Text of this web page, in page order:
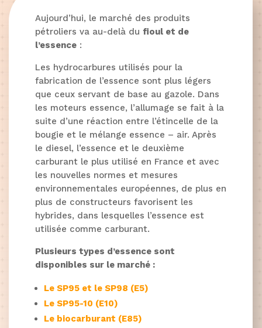
Aujourd’hui, le marché des produits
pétroliers va au-delà du fioul et de
l’essence :
Les hydrocarbures utilisés pour la
fabrication de l’essence sont plus légers
que ceux servant de base au gazole. Dans
les moteurs essence, l’allumage se fait à la
suite d’une réaction entre l’étincelle de la
bougie et le mélange essence – air. Après
le diesel, l’essence et le deuxième
carburant le plus utilisé en France et avec
les nouvelles normes et mesures
environnementales européennes, de plus en
plus de constructeurs favorisent les
hybrides, dans lesquelles l’essence est
utilisée comme carburant.
Plusieurs types d’essence sont
disponibles sur le marché :
Le SP95 et le SP98 (E5)
Le SP95-10 (E10)
Le biocarburant (E85)